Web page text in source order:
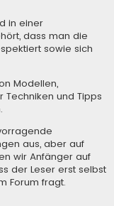
in einer
dass man die
sowie sich
Modellen,
und Tipps
aus, aber auf
wir Anfänger auf
der Leser erst selbst
Forum fragt.